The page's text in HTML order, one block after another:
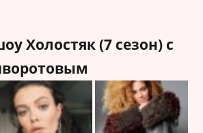
Холостяк (7 сезон) с